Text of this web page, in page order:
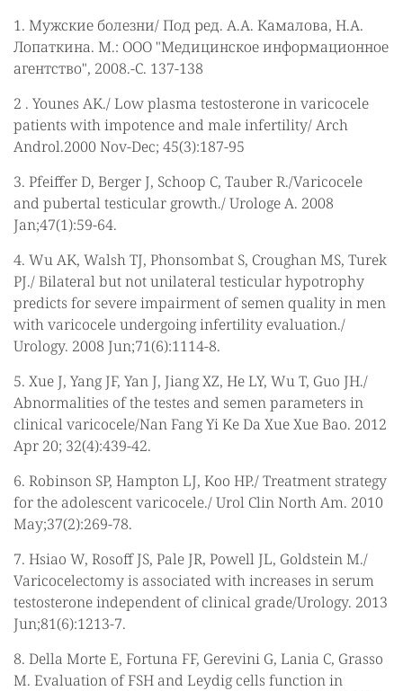
1. Мужские болезни/ Под ред. А.А. Камалова, Н.А.
Лопаткина. М.: ООО "Медицинское информационное
агентство", 2008.-С. 137-138
2 . Younes AK./ Low plasma testosterone in varicocele
patients with impotence and male infertility/ Arch
Androl.2000 Nov-Dec; 45(3):187-95
3. Pfeiffer D, Berger J, Schoop C, Tauber R./Varicocele
and pubertal testicular growth./ Urologe A. 2008
Jan;47(1):59-64.
4. Wu AK, Walsh TJ, Phonsombat S, Croughan MS, Turek
PJ./ Bilateral but not unilateral testicular hypotrophy
predicts for severe impairment of semen quality in men
with varicocele undergoing infertility evaluation./
Urology. 2008 Jun;71(6):1114-8.
5. Xue J, Yang JF, Yan J, Jiang XZ, He LY, Wu T, Guo JH./
Abnormalities of the testes and semen parameters in
clinical varicocele/Nan Fang Yi Ke Da Xue Xue Bao. 2012
Apr 20; 32(4):439-42.
6. Robinson SP, Hampton LJ, Koo HP./ Treatment strategy
for the adolescent varicocele./ Urol Clin North Am. 2010
May;37(2):269-78.
7. Hsiao W, Rosoff JS, Pale JR, Powell JL, Goldstein M./
Varicocelectomy is associated with increases in serum
testosterone independent of clinical grade/Urology. 2013
Jun;81(6):1213-7.
8. Della Morte E, Fortuna FF, Gerevini G, Lania C, Grasso
M. Evaluation of FSH and Leydig cells function in